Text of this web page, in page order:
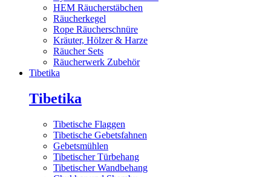
HEM Räucherstäbchen
Räucherkegel
Rope Räucherschnüre
Kräuter, Hölzer & Harze
Räucher Sets
Räucherwerk Zubehör
Tibetika
Tibetika
Tibetische Flaggen
Tibetische Gebetsfahnen
Gebetsmühlen
Tibetischer Türbehang
Tibetischer Wandbehang